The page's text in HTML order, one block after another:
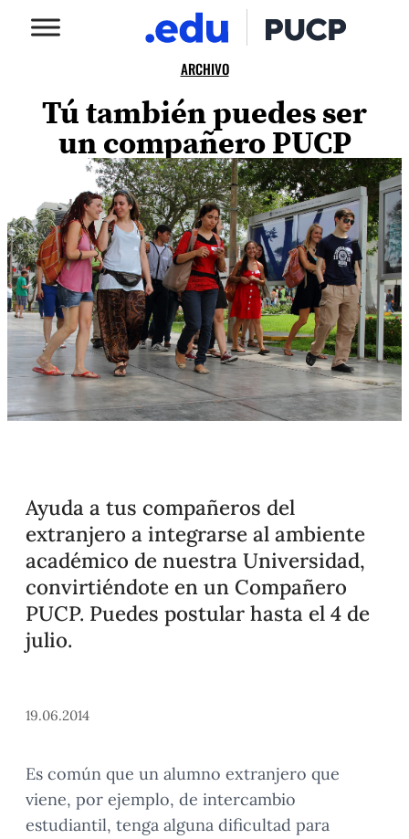
ARCHIVO
Tú también puedes ser
un compañero PUCP
Ayuda a tus compañeros del
extranjero a integrarse al ambiente
académico de nuestra Universidad,
convirtiéndote en un Compañero
PUCP. Puedes postular hasta el 4 de
julio.
19.06.2014
Es común que un alumno extranjero que
viene, por ejemplo, de intercambio
estudiantil, tenga alguna dificultad para